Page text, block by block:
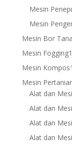
Mesin
Mesin
Mesin Bor
Mesin Fogging
Mesin Kompos
Mesin
Alat dan
Alat dan
Alat dan
Alat dan